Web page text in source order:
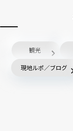
観光
現地ルポ／ブログ